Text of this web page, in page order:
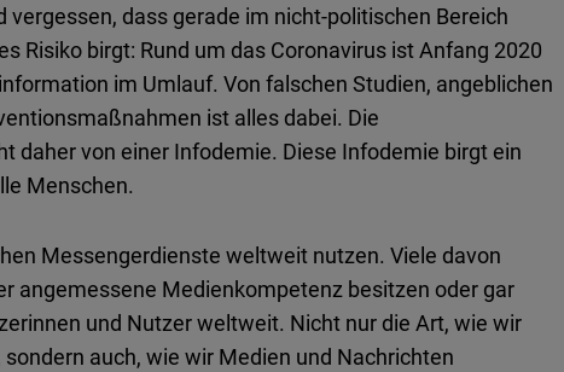
dass gerade im nicht-politischen Bereich
Risiko birgt: Rund um das Coronavirus ist Anfang 2020
im Umlauf. Von falschen Studien, angeblichen
ist alles dabei. Die
daher von einer Infodemie. Diese Infodemie birgt ein
Menschen.
Messengerdienste weltweit nutzen. Viele davon
angemessene Medienkompetenz besitzen oder gar
und Nutzer weltweit. Nicht nur die Art, wie wir
auch, wie wir Medien und Nachrichten